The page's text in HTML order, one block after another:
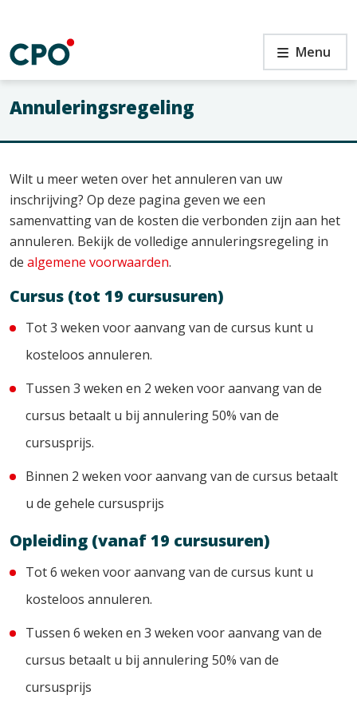
de
inhoud
Annuleringsregeling Menu
Annuleringsregeling
Wilt u meer weten over het annuleren van uw
inschrijving? Op deze pagina geven we een
samenvatting van de kosten die verbonden zijn aan het
annuleren. Bekijk de volledige annuleringsregeling in
de algemene voorwaarden.
Cursus (tot 19 cursusuren)
Tot 3 weken voor aanvang van de cursus kunt u
kosteloos annuleren.
Tussen 3 weken en 2 weken voor aanvang van de
cursus betaalt u bij annulering 50% van de
cursusprijs.
Binnen 2 weken voor aanvang van de cursus betaalt
u de gehele cursusprijs
Opleiding (vanaf 19 cursusuren)
Tot 6 weken voor aanvang van de cursus kunt u
kosteloos annuleren.
Tussen 6 weken en 3 weken voor aanvang van de
cursus betaalt u bij annulering 50% van de
cursusprijs